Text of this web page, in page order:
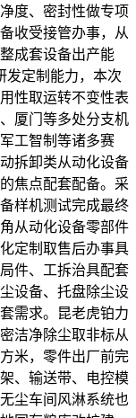
度、密封性做专项
收受接管办事，从
成套设备出产能
发定制能力，本次
性取运转不变性表
厦门等多处分支机
工智制等诸多赛
拆卸类从动化设备
焦点配套配备。采
样机测试完成最终
从动化设备零部件
定制取售后办事具
件、工拆治具配套
设备、托盘除尘设
需求。昆老虎铂力
洁净除尘取非标从
米，零件出厂前完
、输送带、电控模
尘车间风淋系统也